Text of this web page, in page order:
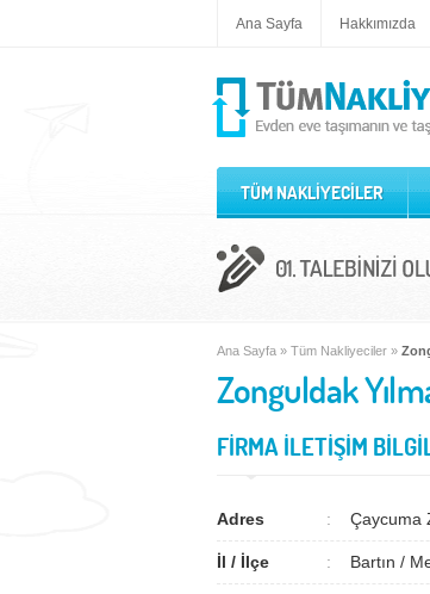
Ana Sayfa Hakkımızda
TÜM NAKLİYECİLER
Ana Sayfa » Tüm Nakliyeciler »
Zonguldak
FİRMA İLETİŞİM
Adres Çaycuma
İl / İlçe Bartın /